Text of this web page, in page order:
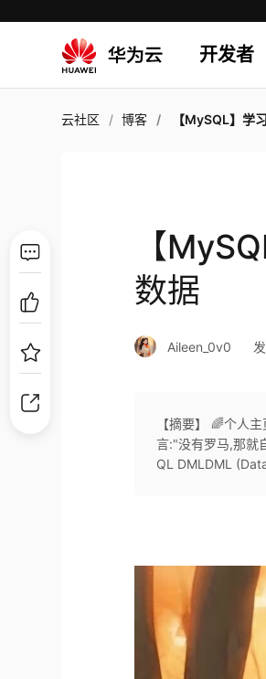
开发者
云社区 博客 【MySQL】学
【
数据
Aileen_0v0
【摘要】 🌈个人
言:"没有罗马,那
QL DMLDML